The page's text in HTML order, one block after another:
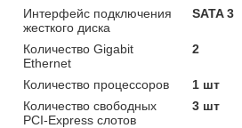
Интерфейс подключения
жесткого диска
SATA 3
Количество Gigabit
Ethernet
2
Количество процессоров
1 шт
Количество свободных
PCI-Express слотов
3 шт